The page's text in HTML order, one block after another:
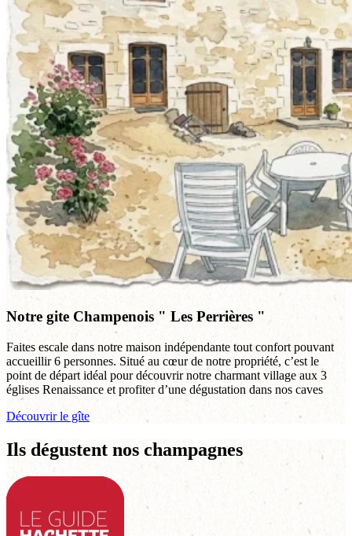
Notre gite Champenois " Les Perrières "
Faites escale dans notre maison indépendante tout confort pouvant
accueillir 6 personnes. Situé au cœur de notre propriété, c’est le
point de départ idéal pour découvrir notre charmant village aux 3
églises Renaissance et profiter d’une dégustation dans nos caves
Découvrir le gîte
Ils dégustent nos champagnes